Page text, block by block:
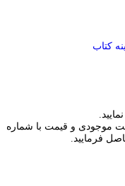
کتاب
و قیمت با شماره
فرمایید.